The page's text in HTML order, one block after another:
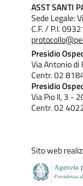
ASST SANTI
Sede Legale:
C.F. / P.I.
Presidio
Via Antonio
Centr. 02
Presidio
Via Pio II, 3 -
Centr. 02
Sito web